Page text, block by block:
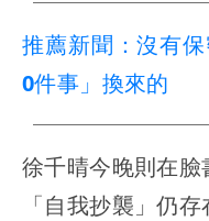
推薦新聞：沒有
0件事」換來的
徐千晴今晚則在
「自我抄襲」仍